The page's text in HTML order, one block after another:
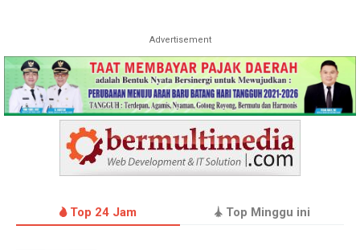
Advertisement
Top 24 Jam Top Minggu ini